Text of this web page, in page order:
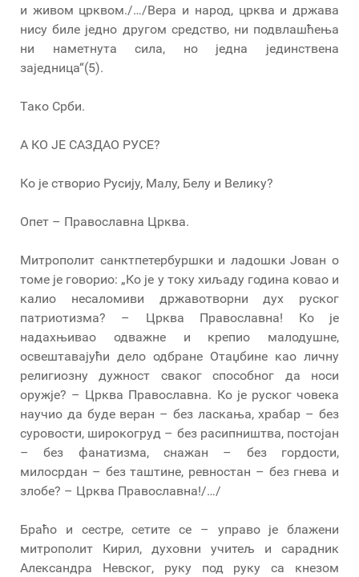
и живом црквом./…/Вера и народ, црква и држава
нису биле једно другом средство, ни подвлашћења
ни наметнута сила, но једна јединствена
заједница“(5).
Тако Срби.
А КО ЈЕ САЗДАО РУСЕ?
Ко је створио Русију, Малу, Белу и Велику?
Опет – Православна Црква.
Митрополит санктпетербуршки и ладошки Јован о
томе је говорио: „Ко је у току хиљаду година ковао и
калио несаломиви државотворни дух руског
патриотизма? – Црква Православна! Ко је
надахњивао одважне и крепио малодушне,
освештавајући дело одбране Отаџбине као личну
религиозну дужност сваког способног да носи
оружје? – Црква Православна. Ко је руског човека
научио да буде веран – без ласкања, храбар – без
суровости, широкогруд – без расипништва, постојан
– без фанатизма, снажан – без гордости,
милосрдан – без таштине, ревностан – без гнева и
злобе? – Црква Православна!/…/
Браћо и сестре, сетите се – управо је блажени
митрополит Кирил, духовни учитељ и сарадник
Александра Невског, руку под руку са кнезом